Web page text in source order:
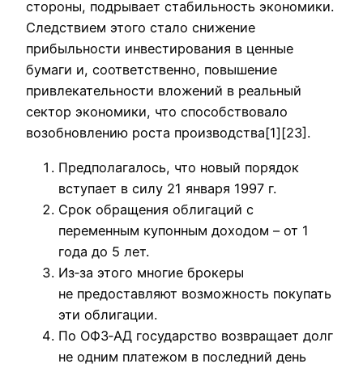
стороны, подрывает стабильность экономики.
Следствием этого стало снижение
прибыльности инвестирования в ценные
бумаги и, соответственно, повышение
привлекательности вложений в реальный
сектор экономики, что способствовало
возобновлению роста производства[1][23].
Предполагалось, что новый порядок
вступает в силу 21 января 1997 г.
Срок обращения облигаций с
переменным купонным доходом – от 1
года до 5 лет.
Из‑за этого многие брокеры
не предоставляют возможность покупать
эти облигации.
По ОФЗ‑АД государство возвращает долг
не одним платежом в последний день